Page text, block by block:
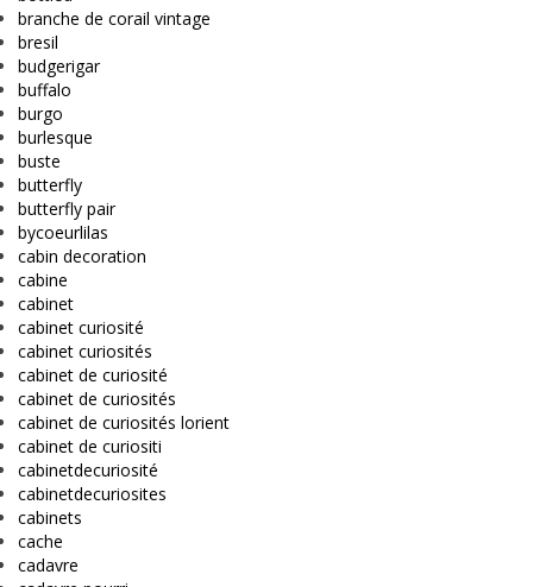
branche de corail vintage
bresil
budgerigar
buffalo
burgo
burlesque
buste
butterfly
butterfly pair
bycoeurlilas
cabin decoration
cabine
cabinet
cabinet curiosité
cabinet curiosités
cabinet de curiosité
cabinet de curiosités
cabinet de curiosités lorient
cabinet de curiositi
cabinetdecuriosité
cabinetdecuriosites
cabinets
cache
cadavre